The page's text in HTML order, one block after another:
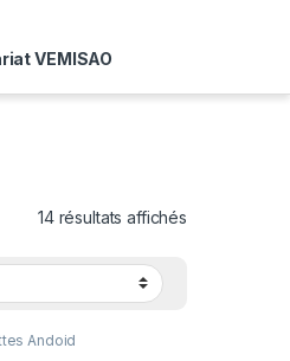
VEMISAO
14 résultats affichés
Andoid